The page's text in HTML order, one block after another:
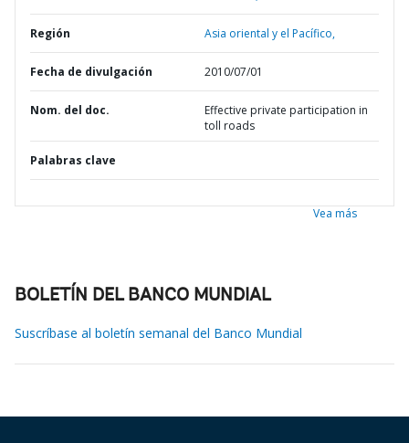
Región Asia oriental y el Pacífico,
Fecha de divulgación 2010/07/01
Nom. del doc.
Effective private participation in
toll roads
Palabras clave
Vea más
BOLETÍN DEL BANCO MUNDIAL
Suscríbase al boletín semanal del Banco Mundial